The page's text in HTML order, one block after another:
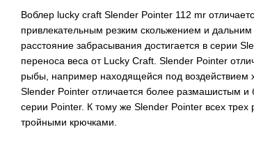
Воблер lucky craft Slender Pointer 112 mr
привлекательным резким скольжением и
расстояние забрасывания достигается в серии
переноса веса от Lucky Craft. Slender Pointer
рыбы, например находящейся под воздействием
Slender Pointer отличается более размашистым
серии Pointer. К тому же Slender Pointer всех трех
тройными крючками.